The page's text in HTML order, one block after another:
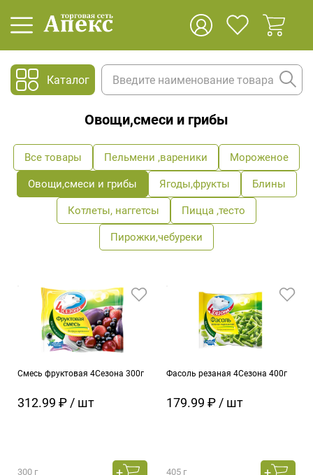
Каталог
Овощи,смеси и грибы
Все товары Пельмени ,вареники Мороженое
Овощи,смеси и грибы Ягоды,фрукты Блины
Котлеты, наггетсы Пицца ,тесто
Пирожки,чебуреки
Смесь фруктовая 4Сезона 300г
312.99 ₽ / шт
300 г
Фасоль резаная 4Сезона 400г
179.99 ₽ / шт
405 г